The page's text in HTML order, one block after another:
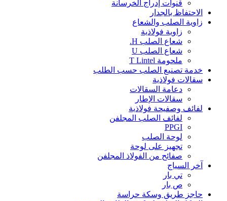
قنوات إدراج الخرسانة
الاحتفاظ بالجدار
زاوية الصلب والشعاع
زاوية فولاذية
شعاع الصلب H.
شعاع الصلب U
ملحومة T Lintel
خدمة تصنيع الصلب حسب الطلب
سقالات فولاذية
دعامة السقالات
سقالات الإطار
لفائف وصفيحة فولاذية
لفائف الصلب المجلفن
PPGI
لوحة الصلب
تجهيز على لوحة
صفائح من الفولاذ المجلفن
آخر السياج
تي بار
ص بار
حاجز طريق وسكة حراسة